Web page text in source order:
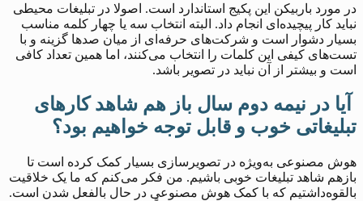
در مورد باربیکن این پکیج استاندارد است. اصولا در تبلیغات محیطی
نباید کار پیچیده‌ای انجام داد. البته انتخاب سه یا چهار کلمه مناسب
بسیار دشوار است و شرکت‌های حرفه‌ای از میان صدها گزینه و با
تست‌های کیفی این کلمات را انتخاب می‌کنند، اما همین تعداد کافی
است و بیشتر از آن نباید در تصویر باشد.
آیا در نیمه دوم سال باز هم شاهد کارهای
تبلیغاتی خوب و قابل توجه خواهیم بود؟
هوش مصنوعی به‌ویژه در تصویرسازی بسیار کمک کرده است تا
بازهم شاهد تبلیغات خوبی باشیم. من فکر می‌کنم که ما یک خلاقیت
بالقوه‌داشتیم که با کمک هوش مصنوعی در حال بالفعل شدن است.